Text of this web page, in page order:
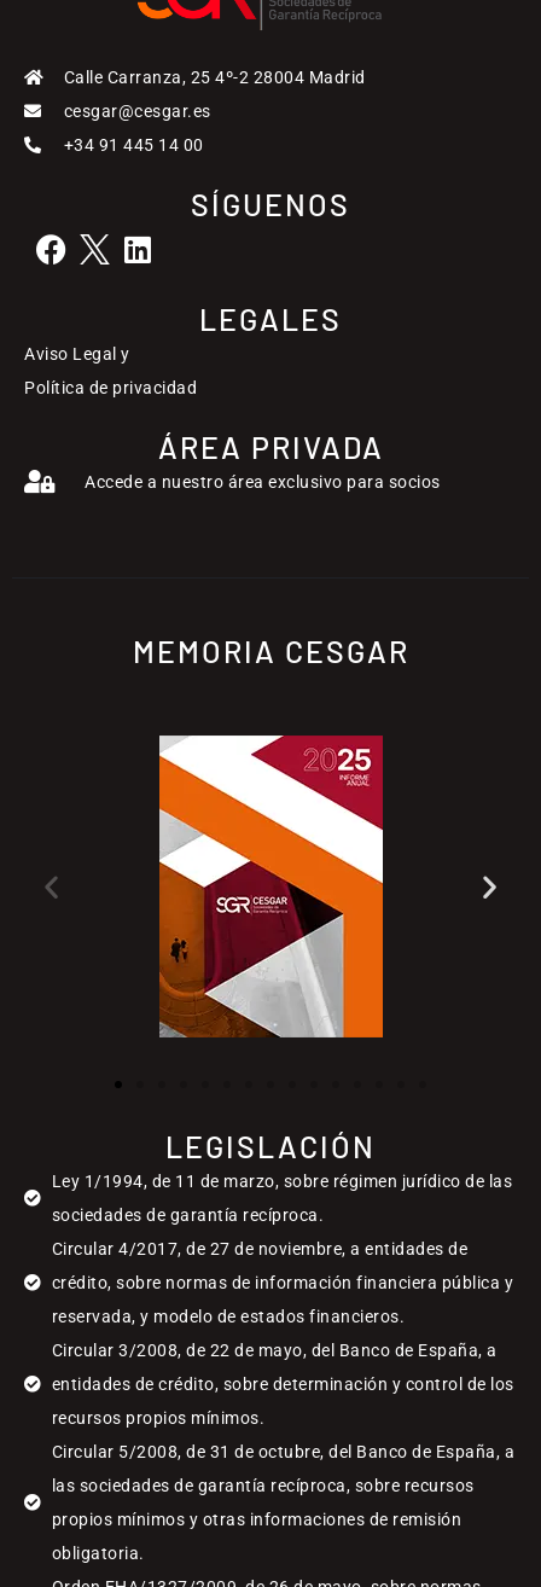
Calle Carranza, 25 4º-2 28004 Madrid
cesgar@cesgar.es
+34 91 445 14 00
SÍGUENOS
LEGALES
Aviso Legal y
Política de privacidad
ÁREA PRIVADA
Accede a nuestro área exclusivo para socios
MEMORIA CESGAR
LEGISLACIÓN
Ley 1/1994, de 11 de marzo, sobre régimen jurídico de las
sociedades de garantía recíproca.
Circular 4/2017, de 27 de noviembre, a entidades de
crédito, sobre normas de información financiera pública y
reservada, y modelo de estados financieros.
Circular 3/2008, de 22 de mayo, del Banco de España, a
entidades de crédito, sobre determinación y control de los
recursos propios mínimos.
Circular 5/2008, de 31 de octubre, del Banco de España, a
las sociedades de garantía recíproca, sobre recursos
propios mínimos y otras informaciones de remisión
obligatoria.